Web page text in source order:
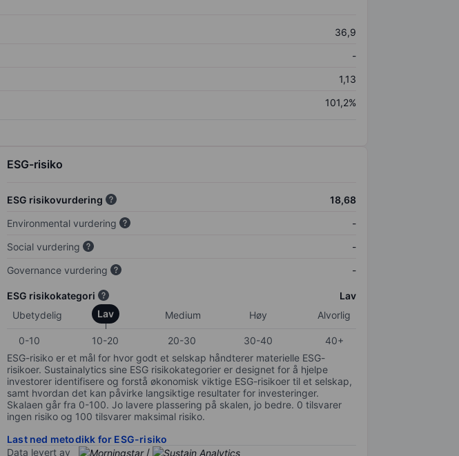
36,9
-
1,13
101,2%
ESG-risiko
ESG risikovurdering
18,68
Environmental vurdering
-
Social vurdering
-
Governance vurdering
-
ESG risikokategori
Lav
Ubetydelig
Lav Medium Høy Alvorlig
0-10 10-20 20-30 30-40
40+
ESG-risiko er et mål for hvor godt et selskap håndterer materielle ESG-
risikoer. Sustainalytics sine ESG risikokategorier er designet for å hjelpe
investorer identifisere og forstå økonomisk viktige ESG-risikoer til et selskap,
samt hvordan det kan påvirke langsiktige resultater for investeringer.
Skalaen går fra 0-100. Jo lavere plassering på skalen, jo bedre. 0 tilsvarer
ingen risiko og 100 tilsvarer maksimal risiko.
Last ned metodikk for ESG-risiko
Data levert av
/